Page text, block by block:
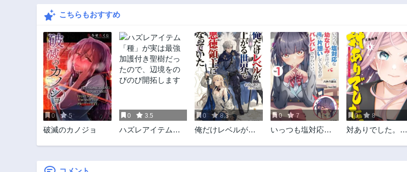
こちらもおすすめ
0 5
破滅のカノジョ
0 3.5
ハズレアイテム
たので、辺境をの
0 8.3
俺だけレベルが上
0 7
いっつも塩対応な
るのがバレバレで
0 8
対ありでした。～
～